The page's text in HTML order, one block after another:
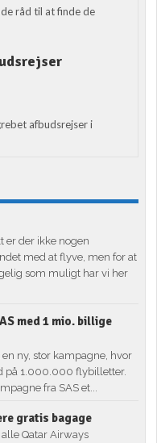
råd til at finde de
afbudsrejser i
er der ikke nogen
med at flyve, men for at
som muligt har vi her
med 1 mio. billige
en ny, stor kampagne, hvor
på 1.000.000 flybilletter.
fra SAS et...
gratis bagage
Qatar Airways